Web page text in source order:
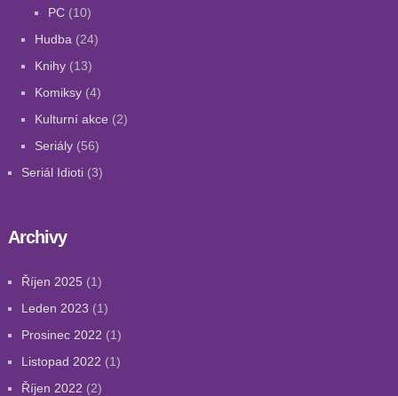
PC(10)
Hudba (24)
Knihy(13)
Komiksy(4)
Kulturní akce (2)
Seriály(56)
Seriál Idioti(3)
Archivy
Říjen 2025 (1)
Leden 2023 (1)
Prosinec 2022 (1)
Listopad 2022 (1)
Říjen 2022 (2)